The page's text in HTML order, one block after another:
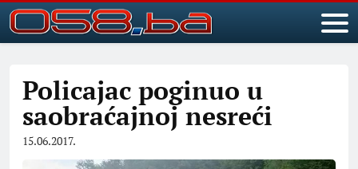
Policajac poginuo u
saobraćajnoj nesreći
15.06.2017.